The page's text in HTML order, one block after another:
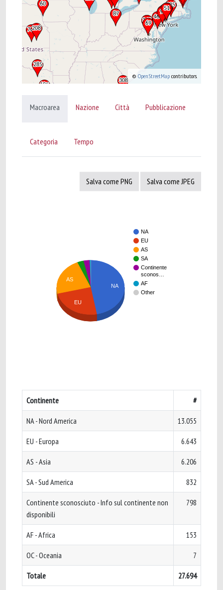
© OpenStreetMap contributors.
Macroarea Nazione Città Pubblicazione
Categoria Tempo
Salva come PNG Salva come JPEG
NA
EU
AS
SA
Continente
sconos…
AF
Other
NA
AS
EU
Continente #
NA - Nord America 13.055
EU - Europa 6.643
AS - Asia 6.206
SA - Sud America 832
Continente sconosciuto - Info sul continente non
disponibili
798
AF - Africa 153
OC - Oceania 7
Totale 27.694